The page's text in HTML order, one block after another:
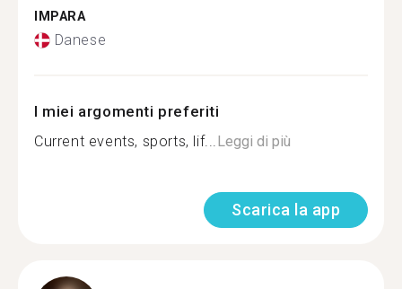
IMPARA
Danese
I miei argomenti preferiti
Current events, sports, lif...Leggi di più
Scarica la app